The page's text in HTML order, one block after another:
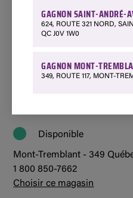
GAGNON SAINT-ANDRÉ-
624, ROUTE 321 NORD,
QC J0V 1W0
GAGNON MONT-
349, ROUTE 117, MONT-
Choisir ce magasin
Chénéville - 99 Rue Albert
Disponible
Mont-Tremblant - 349
1 800 850-7662
Choisir ce magasin